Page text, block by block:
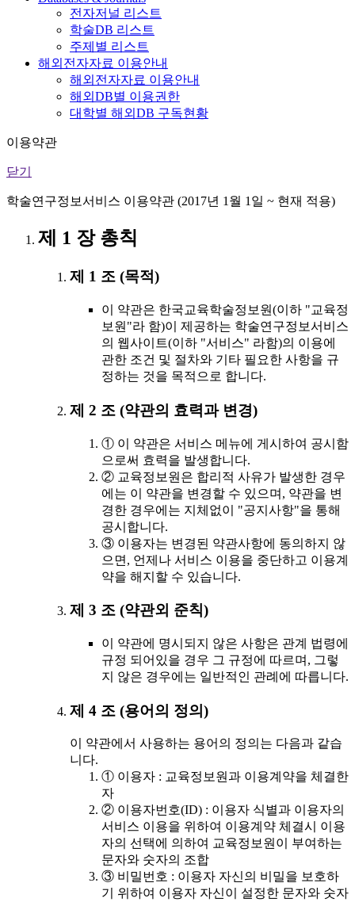
전자저널 리스트
학술DB 리스트
주제별 리스트
해외전자자료 이용안내
해외전자자료 이용안내
해외DB별 이용권한
대학별 해외DB 구독현황
이용약관
닫기
학술연구정보서비스 이용약관 (2017년 1월 1일 ~ 현재 적용)
제 1 장 총칙
제 1 조 (목적)
이 약관은 한국교육학술정보원(이하 "교육정
보원"라 함)이 제공하는 학술연구정보서비스
의 웹사이트(이하 "서비스" 라함)의 이용에
관한 조건 및 절차와 기타 필요한 사항을 규
정하는 것을 목적으로 합니다.
제 2 조 (약관의 효력과 변경)
① 이 약관은 서비스 메뉴에 게시하여 공시함
으로써 효력을 발생합니다.
② 교육정보원은 합리적 사유가 발생한 경우
에는 이 약관을 변경할 수 있으며, 약관을 변
경한 경우에는 지체없이 "공지사항"을 통해
공시합니다.
③ 이용자는 변경된 약관사항에 동의하지 않
으면, 언제나 서비스 이용을 중단하고 이용계
약을 해지할 수 있습니다.
제 3 조 (약관외 준칙)
이 약관에 명시되지 않은 사항은 관계 법령에
규정 되어있을 경우 그 규정에 따르며, 그렇
지 않은 경우에는 일반적인 관례에 따릅니다.
제 4 조 (용어의 정의)
이 약관에서 사용하는 용어의 정의는 다음과 같습
니다.
① 이용자 : 교육정보원과 이용계약을 체결한
자
② 이용자번호(ID) : 이용자 식별과 이용자의
서비스 이용을 위하여 이용계약 체결시 이용
자의 선택에 의하여 교육정보원이 부여하는
문자와 숫자의 조합
③ 비밀번호 : 이용자 자신의 비밀을 보호하
기 위하여 이용자 자신이 설정한 문자와 숫자